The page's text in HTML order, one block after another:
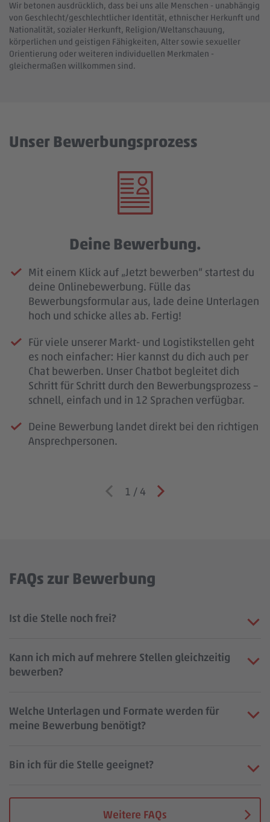
Wir betonen ausdrücklich, dass bei uns alle Menschen - unabhängig
von Geschlecht/geschlechtlicher Identität, ethnischer Herkunft und
Nationalität, sozialer Herkunft, Religion/Weltanschauung,
körperlichen und geistigen Fähigkeiten, Alter sowie sexueller
Orientierung oder weiteren individuellen Merkmalen -
gleichermaßen willkommen sind.
Unser Bewerbungsprozess
Deine Bewerbung.
Mit einem Klick auf „Jetzt bewerben“ startest du
deine Onlinebewerbung. Fülle das
Bewerbungsformular aus, lade deine Unterlagen
hoch und schicke alles ab. Fertig!
Für viele unserer Markt- und Logistikstellen geht
es noch einfacher: Hier kannst du dich auch per
Chat bewerben. Unser Chatbot begleitet dich
Schritt für Schritt durch den Bewerbungsprozess –
schnell, einfach und in 12 Sprachen verfügbar.
Deine Bewerbung landet direkt bei den richtigen
Ansprechpersonen.
1 / 4
FAQs zur Bewerbung
Ist die Stelle noch frei?
Kann ich mich auf mehrere Stellen gleichzeitig
bewerben?
Welche Unterlagen und Formate werden für
meine Bewerbung benötigt?
Bin ich für die Stelle geeignet?
Weitere FAQs